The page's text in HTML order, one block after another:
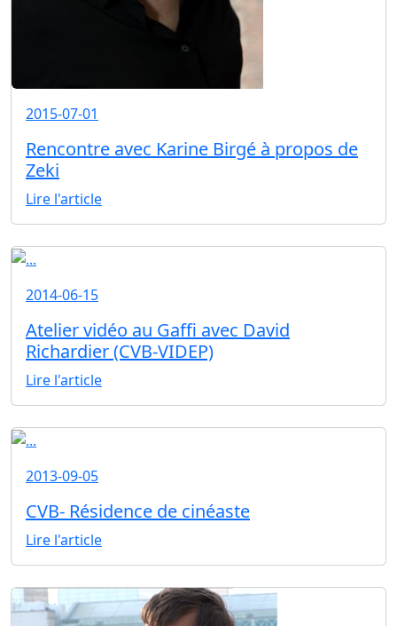
2015-07-01
Rencontre avec Karine Birgé à propos de
Zeki
Lire l'article
2014-06-15
Atelier vidéo au Gaffi avec David
Richardier (CVB-VIDEP)
Lire l'article
2013-09-05
CVB- Résidence de cinéaste
Lire l'article